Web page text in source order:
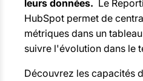
leurs données. Le
HubSpot permet de
métriques dans un
suivre l'évolution dans le
Découvrez les capacités